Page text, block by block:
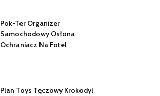
Pok-Ter Organizer
Samochodowy Osłona
Ochraniacz Na Fotel
Plan Toys Tęczowy Krokodyl